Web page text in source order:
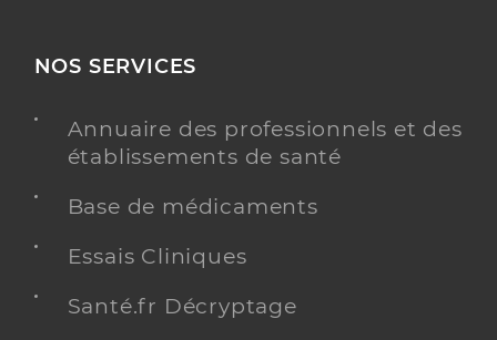
NOS SERVICES
Annuaire des professionnels et des
établissements de santé
Base de médicaments
Essais Cliniques
Santé.fr Décryptage